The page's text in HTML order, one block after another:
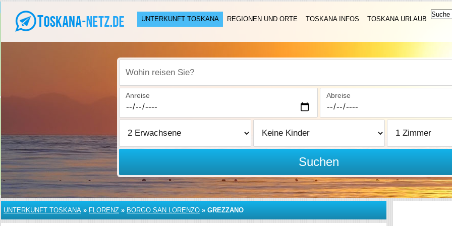
UNTERKUNFT TOSKANA REGIONEN UND ORTE TOSKANA INFOS TOSKANA URLAUB
Wohin reisen Sie?
Anreise Abreise
Suchen
UNTERKUNFT TOSKANA » FLORENZ » BORGO SAN LORENZO » GREZZANO